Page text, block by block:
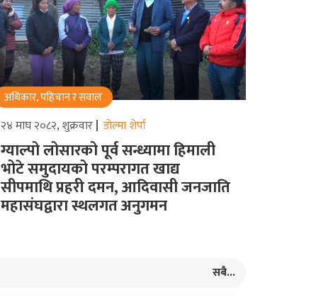
अधिकार, पहिचान र सवाल
२४ माघ २०८२, शुक्रवार डोल्मा शेर्पा
ग्याल्पो लोसारको पूर्व सन्ध्यामा हिमाली
भोटे समुदायको परम्परागत खाद्य
सीपमाथि प्रहरी दमन, आदिवासी जनजाति
महासंघद्वारा स्थलगत अनुगमन
सबै...